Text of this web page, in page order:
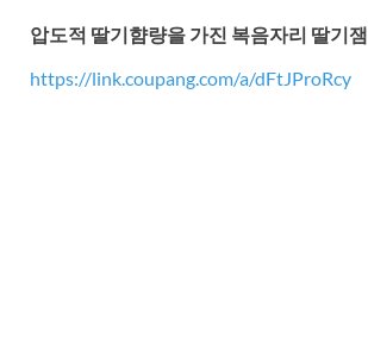
압도적 딸기햠량을 가진 복음자리 딸기잼
https://link.coupang.com/a/dFtJProRcy